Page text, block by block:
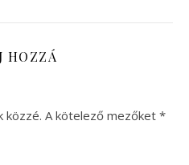
HOZZÁ
közzé. A kötelező mezőket *